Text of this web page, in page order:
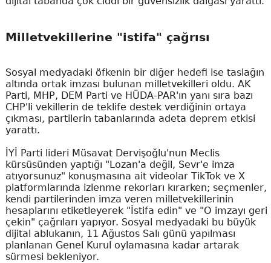
Milletvekillerine "istifa" çağrısı
Sosyal medyadaki öfkenin bir diğer hedefi ise taslağın
altında ortak imzası bulunan milletvekilleri oldu. AK
Parti, MHP, DEM Parti ve HÜDA-PAR'ın yanı sıra bazı
CHP'li vekillerin de teklife destek verdiğinin ortaya
çıkması, partilerin tabanlarında adeta deprem etkisi
yarattı.
İYİ Parti lideri Müsavat Dervişoğlu'nun Meclis
kürsüsünden yaptığı "Lozan'a değil, Sevr'e imza
atıyorsunuz" konuşmasına ait videolar TikTok ve X
platformlarında izlenme rekorları kırarken; seçmenler,
kendi partilerinden imza veren milletvekillerinin
hesaplarını etiketleyerek "İstifa edin" ve "O imzayı geri
çekin" çağrıları yapıyor. Sosyal medyadaki bu büyük
dijital ablukanın, 11 Ağustos Salı günü yapılması
planlanan Genel Kurul oylamasına kadar artarak
sürmesi bekleniyor.